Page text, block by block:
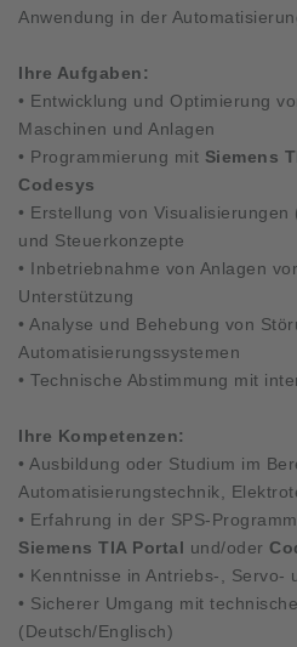
Anwendung in der
Ihre Aufgaben:
• Entwicklung und Optimierung
Maschinen und Anlagen
• Programmierung mit Siemens
Codesys
• Erstellung von
und Steuerkonzepte
• Inbetriebnahme von Anlagen
Unterstützung
• Analyse und Behebung von
Automatisierungssystemen
• Technische Abstimmung mit
Ihre Kompetenzen:
• Ausbildung oder Studium im
Automatisierungstechnik,
• Erfahrung in der SPS-
Siemens TIA Portal und/oder
• Kenntnisse in Antriebs-, Servo-
• Sicherer Umgang mit
(Deutsch/Englisch)